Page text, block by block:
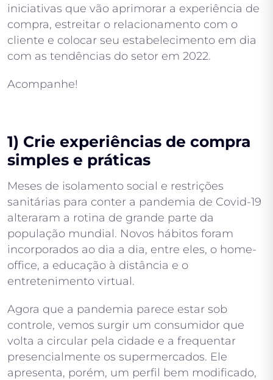
iniciativas que vão aprimorar a experiência de
compra, estreitar o relacionamento com o
cliente e colocar seu estabelecimento em dia
com as tendências do setor em 2022.
Acompanhe!
1) Crie experiências de compra
simples e práticas
Meses de isolamento social e restrições
sanitárias para conter a pandemia de Covid-19
alteraram a rotina de grande parte da
população mundial. Novos hábitos foram
incorporados ao dia a dia, entre eles, o home-
office, a educação à distância e o
entretenimento virtual.
Agora que a pandemia parece estar sob
controle, vemos surgir um consumidor que
volta a circular pela cidade e a frequentar
presencialmente os supermercados. Ele
apresenta, porém, um perfil bem modificado,